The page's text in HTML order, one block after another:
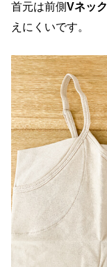
首元は前側Vネック
えにくいです。